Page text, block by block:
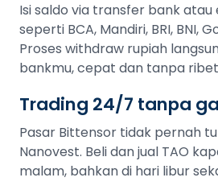
Isi saldo via transfer bank
seperti BCA, Mandiri, BRI, BNI,
Proses withdraw rupiah
bankmu, cepat dan tanpa
Trading 24/7 tanpa
Pasar Bittensor tidak pernah
Nanovest. Beli dan jual TAO
malam, bahkan di hari libur